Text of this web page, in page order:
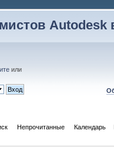
Autodesk
или
Непрочитанные Календарь